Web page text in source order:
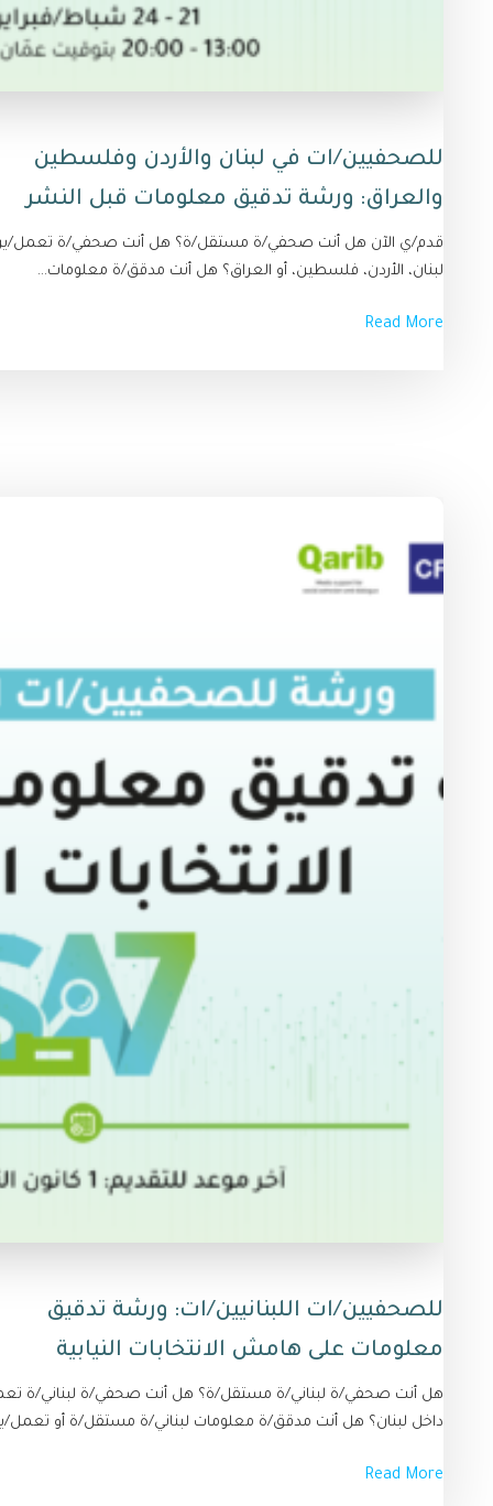
للصحفيين/ات في لبنان والأردن وفلسطين
والعراق: ورشة تدقيق معلومات قبل النشر
قدم/ي الآن هل أنت صحفي/ة مستقل/ة؟ هل أنت صحفي/ة تعمل/
لبنان، الأردن، فلسطين، أو العراق؟ هل أنت مدقق/ة معلومات...
Read More
للصحفيين/ات اللبنانيين/ات: ورشة تدقيق
معلومات على هامش الانتخابات النيابية
هل أنت صحفي/ة لبناني/ة مستقل/ة؟ هل أنت صحفي/ة لبناني/ة
داخل لبنان؟ هل أنت مدقق/ة معلومات لبناني/ة مستقل/ة أو تعمل/
Read More